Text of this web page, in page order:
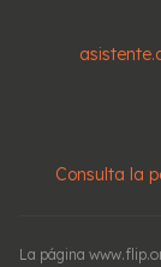
Consulta la
La página